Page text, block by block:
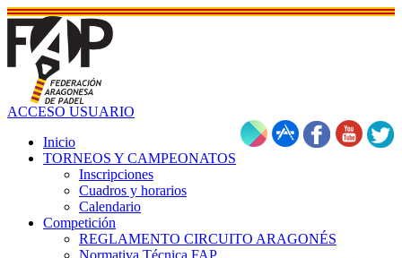
ACCESO USUARIO
Inicio
TORNEOS Y CAMPEONATOS
Inscripciones
Cuadros y horarios
Calendario
Competición
REGLAMENTO CIRCUITO ARAGONÉS
Normativa Técnica FAP